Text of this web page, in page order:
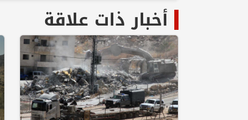
أخبار ذات علاقة